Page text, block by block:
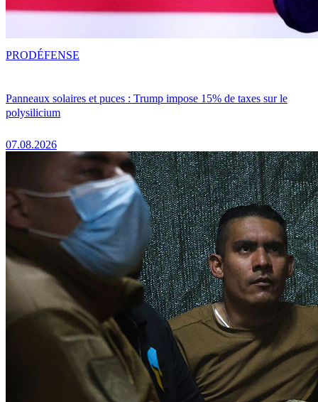
Panneaux solaires et puces : Trump impose 15% de taxes sur le
polysilicium
07.08.2026
PRODÉFENSE